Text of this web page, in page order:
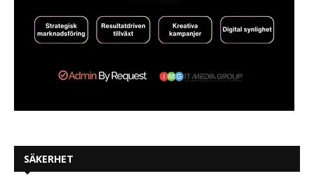
SÄKERHET